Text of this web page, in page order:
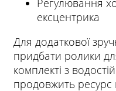
Регулювання
ексцентрика
Для додаткової
придбати ролики
комплекті з
продовжить ресурс